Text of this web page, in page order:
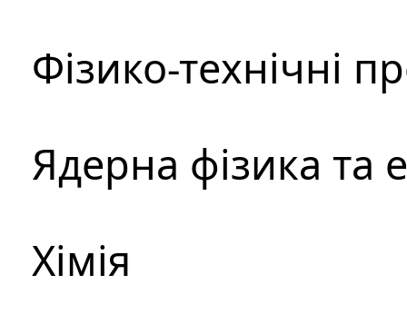
Фізико-технічні
Ядерна фізика та
Хімія